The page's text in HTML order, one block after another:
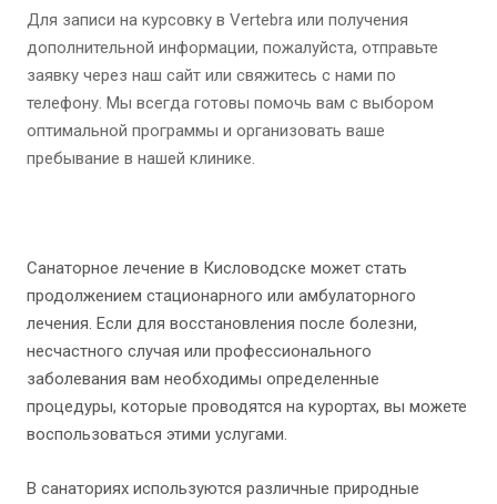
Для записи на курсовку в Vertebra или получения
дополнительной информации, пожалуйста, отправьте
заявку через наш сайт или свяжитесь с нами по
телефону. Мы всегда готовы помочь вам с выбором
оптимальной программы и организовать ваше
пребывание в нашей клинике.
Санаторное лечение в Кисловодске может стать
продолжением стационарного или амбулаторного
лечения. Если для восстановления после болезни,
несчастного случая или профессионального
заболевания вам необходимы определенные
процедуры, которые проводятся на курортах, вы можете
воспользоваться этими услугами.
В санаториях используются различные природные